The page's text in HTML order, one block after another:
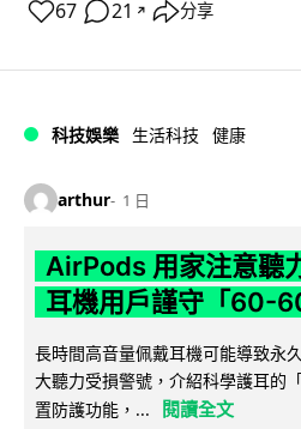
67 21 ↗ 分享
科技娛樂 生活科技 健康
arthur 1 日
AirPods 用家注意聽
耳機用戶謹守「60-
長時間高音量佩戴耳機可能導致永
大聽力受損警號，介紹科學護耳的
置防護功能，...
閱讀全文